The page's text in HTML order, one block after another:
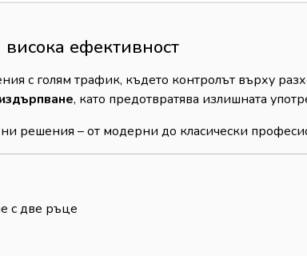
ефективност
с голям трафик, където контролът върху
, като предотвратява излишната
решения – от модерни до класически
с две ръце